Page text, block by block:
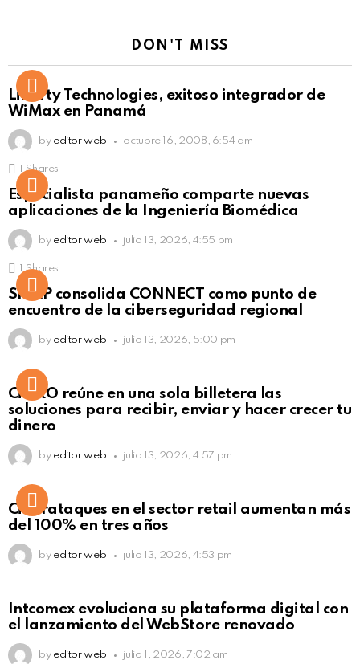
DON'T MISS
Liberty Technologies, exitoso integrador de
WiMax en Panamá
by editor web octubre 16, 2008, 6:54 am
Click to view this post
Shares
Especialista panameño comparte nuevas
aplicaciones de la Ingeniería Biomédica
by editor web julio 13, 2026, 4:55 pm
Click to view this post
Shares
SISAP consolida CONNECT como punto de
encuentro de la ciberseguridad regional
by editor web julio 13, 2026, 5:00 pm
Not Safe For Work
Click to view this post
CiNKO reúne en una sola billetera las
soluciones para recibir, enviar y hacer crecer tu
dinero
by editor web julio 13, 2026, 4:57 pm
Ciberataques en el sector retail aumentan más
del 100% en tres años
by editor web julio 13, 2026, 4:53 pm
Intcomex evoluciona su plataforma digital con
el lanzamiento del WebStore renovado
by editor web julio 1, 2026, 7:02 am